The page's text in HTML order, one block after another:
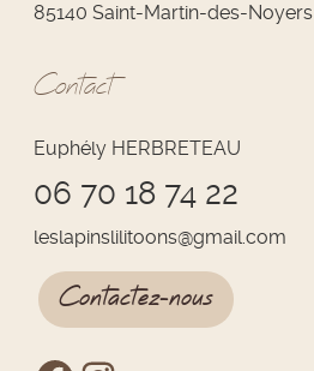
85140 Saint-Martin-des-Noyers
Contact
Euphély HERBRETEAU
06 70 18 74 22
leslapinslilitoons@gmail.com
Contactez-nous